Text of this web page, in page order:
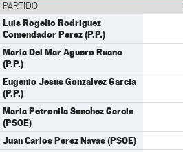
PARTIDO
Luis Rogelio Rodriguez
Comendador Perez (P.P.)
Maria Del Mar Aguero Ruano
(P.P.)
Eugenio Jesus Gonzalvez Garcia
(P.P.)
Maria Petronila Sanchez Garcia
(PSOE)
Juan Carlos Perez Navas (PSOE)